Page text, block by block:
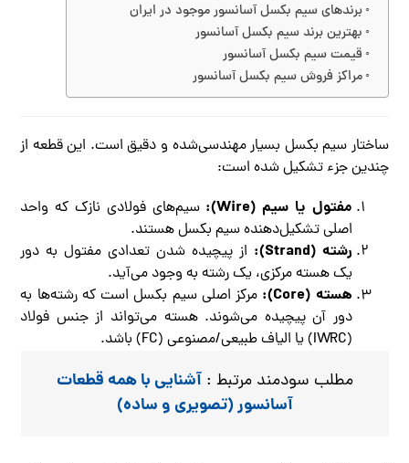
برندهای سیم بکسل آسانسور موجود در ایران
بهترین برند سیم بکسل آسانسور
قیمت سیم بکسل آسانسور
مراکز فروش سیم بکسل آسانسور
ساختار سیم بکسل بسیار مهندسی‌شده و دقیق است. این قطعه از
چندین جزء تشکیل شده است:
مفتول یا سیم (Wire):
سیم‌های فولادی نازک که واحد
اصلی تشکیل‌دهنده سیم بکسل هستند.
رشته (Strand):
از پیچیده شدن تعدادی مفتول به دور
یک هسته مرکزی، یک رشته به وجود می‌آید.
هسته (Core):
مرکز اصلی سیم بکسل است که رشته‌ها به
دور آن پیچیده می‌شوند. هسته می‌تواند از جنس فولاد
(IWRC) یا الیاف طبیعی/مصنوعی (FC) باشد.
مطلب سودمند مرتبط :آشنایی با همه قطعات
آسانسور (تصویری و ساده)